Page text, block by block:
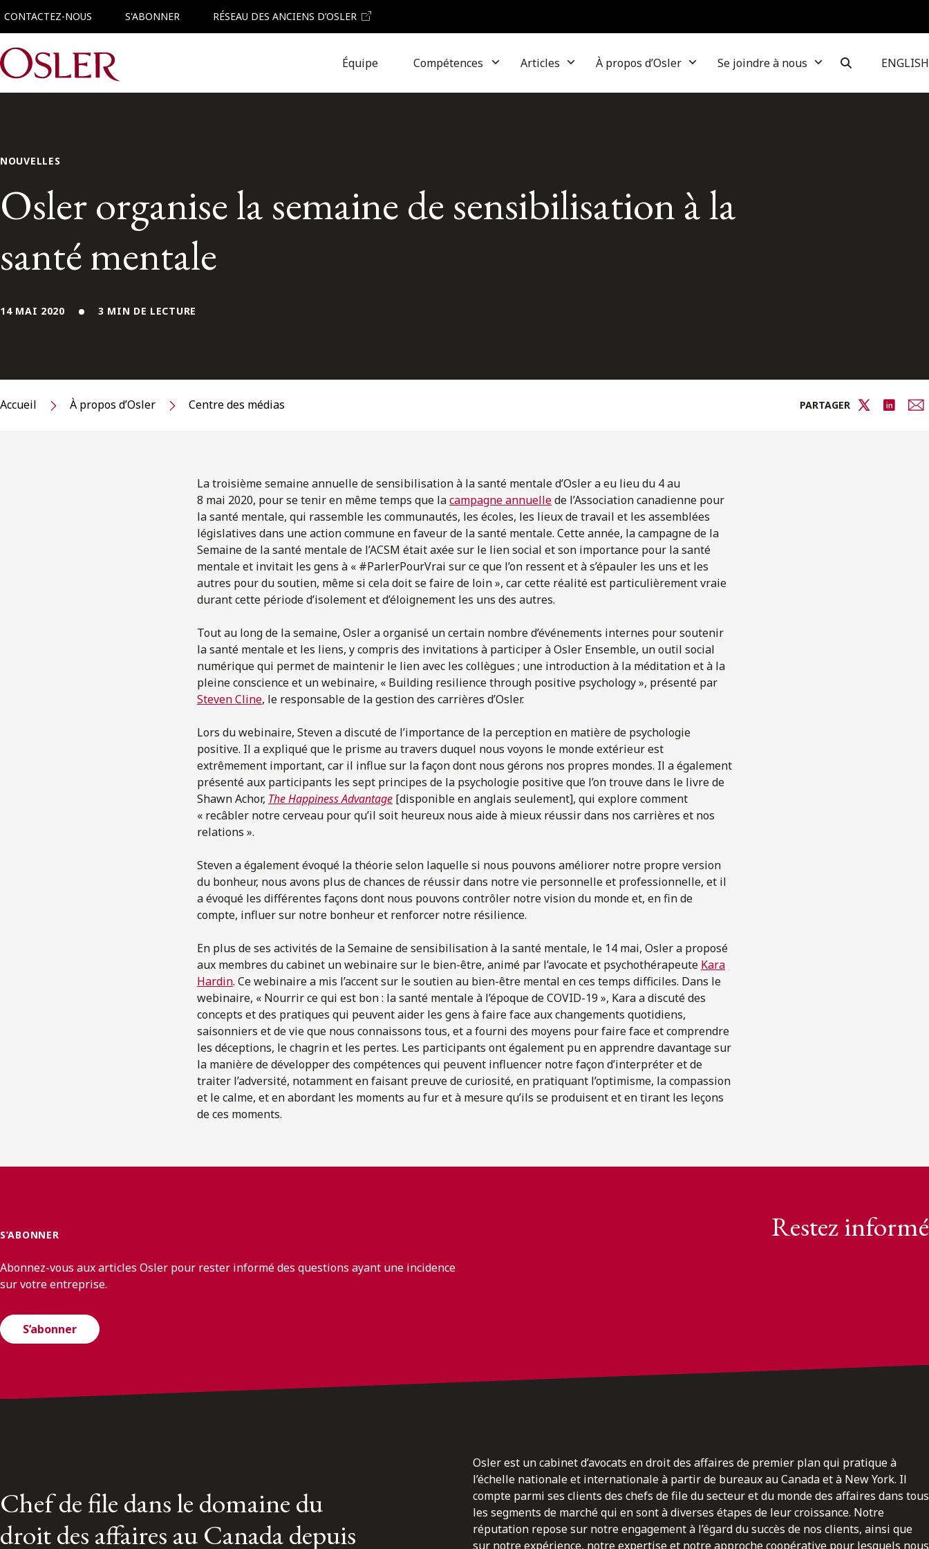
CONTACTEZ-NOUS S'ABONNER RÉSEAU DES ANCIENS D’OSLER
Main Navigation Équipe Compétences Articles À propos d’Osler Se joindre à nous ENGLISH
NOUVELLES
Osler organise la semaine de sensibilisation à la
santé mentale
14 MAI 2020 3 MIN DE LECTURE
Accueil À propos d’Osler Centre des médias PARTAGER
La troisième semaine annuelle de sensibilisation à la santé mentale d’Osler a eu lieu du 4 au
8 mai 2020, pour se tenir en même temps que lacampagne annuellede l’Association canadienne pour
la santé mentale, qui rassemble les communautés, les écoles, les lieux de travail et les assemblées
législatives dans une action commune en faveur de la santé mentale. Cette année, la campagne de la
Semaine de la santé mentale de l’ACSM était axée sur le lien social et son importance pour la santé
mentale et invitait les gens à « #ParlerPourVrai sur ce que l’on ressent et à s’épauler les uns et les
autres pour du soutien, même si cela doit se faire de loin », car cette réalité est particulièrement vraie
durant cette période d’isolement et d’éloignement les uns des autres.
Tout au long de la semaine, Osler a organisé un certain nombre d’événements internes pour soutenir
la santé mentale et les liens, y compris des invitations à participer à Osler Ensemble, un outil social
numérique qui permet de maintenir le lien avec les collègues ; une introduction à la méditation et à la
pleine conscience et un webinaire, « Building resilience through positive psychology », présenté par
Steven Cline, le responsable de la gestion des carrières d’Osler.
Lors du webinaire, Steven a discuté de l’importance de la perception en matière de psychologie
positive. Il a expliqué que le prisme au travers duquel nous voyons le monde extérieur est
extrêmement important, car il influe sur la façon dont nous gérons nos propres mondes. Il a également
présenté aux participants les sept principes de la psychologie positive que l’on trouve dans le livre de
Shawn Achor, The Happiness Advantage [disponible en anglais seulement], qui explore comment
« recâbler notre cerveau pour qu’il soit heureux nous aide à mieux réussir dans nos carrières et nos
relations ».
Steven a également évoqué la théorie selon laquelle si nous pouvons améliorer notre propre version
du bonheur, nous avons plus de chances de réussir dans notre vie personnelle et professionnelle, et il
a évoqué les différentes façons dont nous pouvons contrôler notre vision du monde et, en fin de
compte, influer sur notre bonheur et renforcer notre résilience.
En plus de ses activités de la Semaine de sensibilisation à la santé mentale, le 14 mai, Osler a proposé
aux membres du cabinet un webinaire sur le bien-être, animé par l’avocate et psychothérapeute Kara
Hardin. Ce webinaire a mis l’accent sur le soutien au bien-être mental en ces temps difficiles. Dans le
webinaire, « Nourrir ce qui est bon : la santé mentale à l’époque de COVID-19 », Kara a discuté des
concepts et des pratiques qui peuvent aider les gens à faire face aux changements quotidiens,
saisonniers et de vie que nous connaissons tous, et a fourni des moyens pour faire face et comprendre
les déceptions, le chagrin et les pertes. Les participants ont également pu en apprendre davantage sur
la manière de développer des compétences qui peuvent influencer notre façon d’interpréter et de
traiter l’adversité, notamment en faisant preuve de curiosité, en pratiquant l’optimisme, la compassion
et le calme, et en abordant les moments au fur et à mesure qu’ils se produisent et en tirant les leçons
de ces moments.
S’ABONNER Restez informé
Abonnez-vous aux articles Osler pour rester informé des questions ayant une incidence
sur votre entreprise.
S’abonner
Chef de file dans le domaine du
droit des affaires au Canada depuis
Osler est un cabinet d’avocats en droit des affaires de premier plan qui pratique à
l’échelle nationale et internationale à partir de bureaux au Canada et à New York. Il
compte parmi ses clients des chefs de file du secteur et du monde des affaires dans tous
les segments de marché qui en sont à diverses étapes de leur croissance. Notre
réputation repose sur notre engagement à l’égard du succès de nos clients, ainsi que
sur notre expérience, notre expertise et notre approche coopérative pour lesquels nous